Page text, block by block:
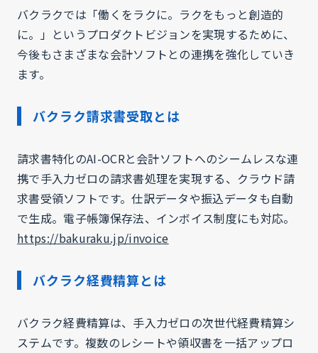
バクラクでは「働くをラクに。ラクをもっと創造的
に。」というプロダクトビジョンを実現するために、
今後もさまざまな会計ソフトとの連携を強化していき
ます。
バクラク請求書受取とは
請求書特化のAI-OCRと会計ソフトへのシームレスな連
携で手入力ゼロの請求書処理を実現する、クラウド請
求書受領ソフトです。仕訳データや振込データも自動
で生成。電子帳簿保存法、インボイス制度にも対応。
https://bakuraku.jp/invoice
バクラク経費精算とは
バクラク経費精算は、手入力ゼロの次世代経費精算シ
ステムです。複数のレシートや領収書を一括アップロ